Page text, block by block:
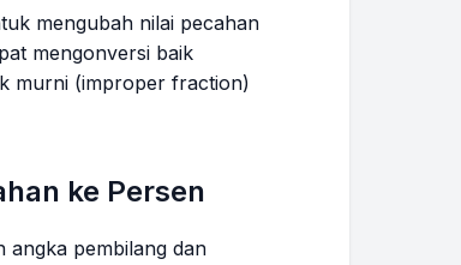
mengubah nilai pecahan
mengonversi baik
murni (improper fraction)
ke Persen
angka pembilang dan